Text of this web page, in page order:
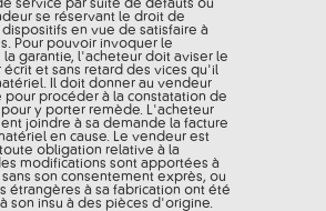
service par suite de défauts ou
se réservant le droit de
en vue de satisfaire à
Pour pouvoir invoquer le
la garantie, l'acheteur doit aviser le
et sans retard des vices qu'il
Il doit donner au vendeur
pour procéder à la constatation de
y porter remède. L'acheteur
joindre à sa demande la facture
en cause. Le vendeur est
obligation relative à la
modifications sont apportées à
sans son consentement exprès, ou
étrangères à sa fabrication ont été
son insu à des pièces d'origine.